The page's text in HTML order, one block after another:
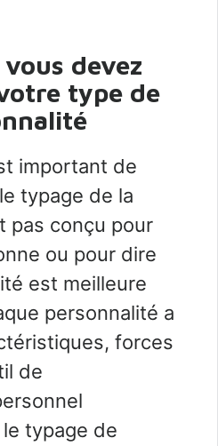
devez
type de
important de
typage de la
pas conçu pour
ou pour dire
est meilleure
personnalité a
forces
de
typage de